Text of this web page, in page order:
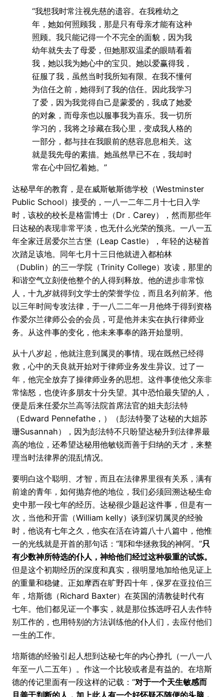
“我想我时常注视先慈的遗容。在我稚幼之
年，她如何照顾我，那是只有母亲才能有这种
照顾。我只能记得一个不完全的面貌，因为我
幼年就失去了母爱，但她那双温柔的眼睛看着
我，她以我为她心中的宝贝。她以爱赢得我，
征服了我，虽然当时我所知有限。在我不懂何
为信任之前，她得到了我的信任。因此我学习
了爱，因为我觉得自己是蒙爱的，我成了她爱
的对象，而母亲也以服事我为喜乐。我一切所
学习的，我将之珍藏在我心里，变成我人格的
一部分，都与挂在我眼前的慈容息息相关。这
就是我先母的素描。她虽然早已不在，我却时
常在心中回忆着她。”
达秘早年的教育，是在威斯敏斯德学校（Westminster
Public School）接受的，一八一二年二月十七日入学
时，该校的校长是格雷博士（Dr．Carey），然而那些年
日达秘的表现非常平淡，也无什么光荣的预兆。一八一五
年全家迁居爱尔兰古堡（Leap Castle），年轻的达秘首
次踏足该地。同年七月十三日他就进入都柏林
（Dublin）的三一学院（Trinity College）攻读，那里的
和谐空气立刻使他整个的人得到释放。他的进步非常惊
人，十九岁就得到文学士的荣誉学位，而且名列前茅。他
以三年时间专攻法律，于一八二二年一月他终于得到资格
作爱尔兰律师公会的会员，可是他并未实在执行律师业
务。从这件事的变化，他未来事奉的路开始显明。
从十八岁起，他就注意到属灵的事情。现在既然已经得
救，心中的天良就开始对于律师业务发生异议。过了一
年，他完全放弃了操律师业务的思想。这件事使他父亲非
常恼怒，也使许多朋友十分失望。其中恐怕最失望的人，
便是后来任爱尔兰高等法院首席法官的姐夫彭法特
（Edward Pennefathe，）（彭法特娶了达秘的大姐苏
珊Susannah），因为彭法特不只盼望达秘升到法律界最
高的地位，还希望达秘用他敏锐而善于归纳的天才，来整
理当时法律界的混乱情况。
要明白这个聪明、才智，而且在法律界里很有关系，满有
前途的青年，如何抛弃他的地位，我们必须回溯达秘生命
史中那一段七年的经历。达秘很少题起这件事，但是有一
次，当他和开雷（William kelly）谈到深切属灵的经验
时，他说有七年之久，他实在活在诗篇八十八篇中，他惟
一的光线就是开首的那句话：“耶和华拯救我的神阿。”只
有少数神所特选的仆人，神给他们经过这种极重的试炼。
但是这个初期经历的深度和真实，很明显地加给他见证上
的重量和稳健。正如摩西在旷野四十年，保罗在亚拉伯三
年，培斯德（Richard Baxter）在英国的清教徒时代有
七年。他们都见证一个事实，就是那位拣选呼召人去作特
别工作的，也用特别的方法训练他的仆人们，去应付他们
一生的工作。
培斯德的经验引起人想到达秘七年的内心挣扎（一八一八
年至一八二五年）。作这一个比较或者是有益的。在培斯
德的传记里面有一段这样的记载：“对于一个天生敏感而